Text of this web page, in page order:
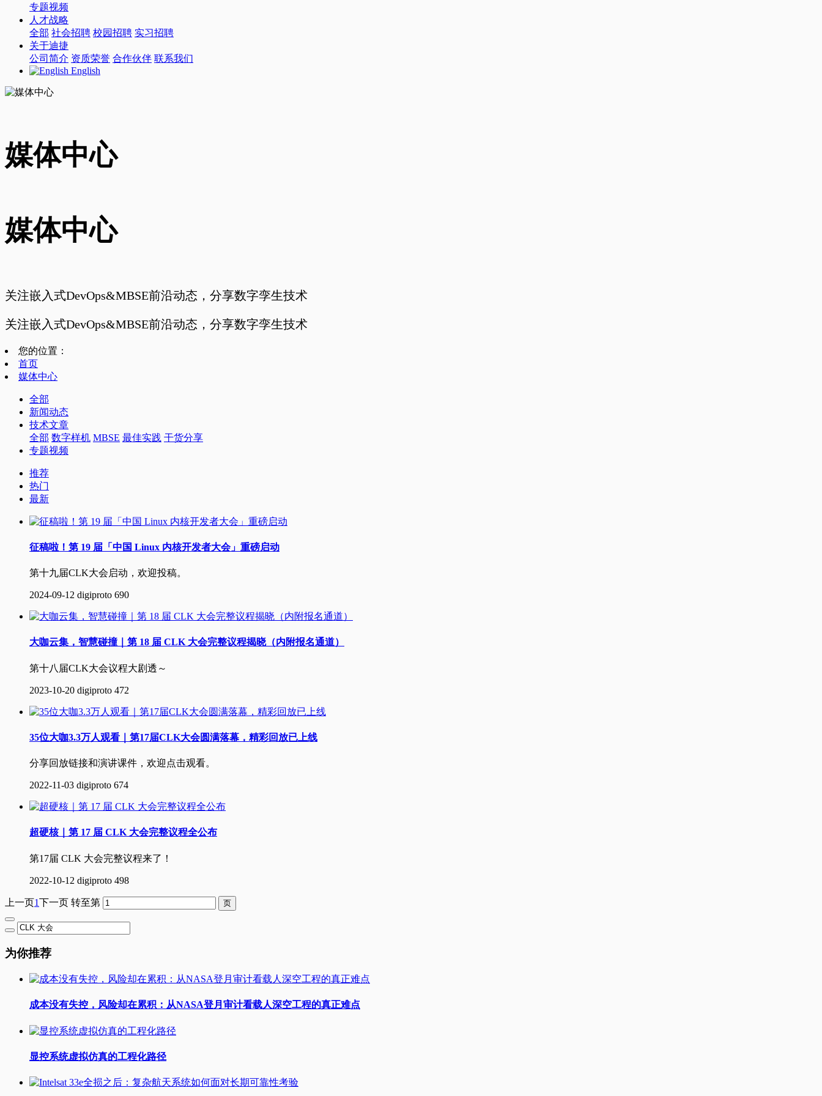
专题视频
人才战略
全部 社会招聘 校园招聘 实习招聘
关于迪捷
公司简介 资质荣誉 合作伙伴 联系我们
English
媒体中心
媒体中心
关注嵌入式DevOps&MBSE前沿动态，分享数字孪生技术
关注嵌入式DevOps&MBSE前沿动态，分享数字孪生技术
您的位置：
首页
媒体中心
全部
新闻动态
技术文章
全部 数字样机 MBSE 最佳实践 干货分享
专题视频
推荐
热门
最新
征稿啦！第 19 届「中国 Linux 内核开发者大会」重磅启动
第十九届CLK大会启动，欢迎投稿。
2024-09-12 digiproto 690
大咖云集，智慧碰撞｜第 18 届 CLK 大会完整议程揭晓（内附报名通道）
第十八届CLK大会议程大剧透～
2023-10-20 digiproto 472
35位大咖3.3万人观看｜第17届CLK大会圆满落幕，精彩回放已上线
分享回放链接和演讲课件，欢迎点击观看。
2022-11-03 digiproto 674
超硬核｜第 17 届 CLK 大会完整议程全公布
第17届 CLK 大会完整议程来了！
2022-10-12 digiproto 498
上一页1下一页 转至第
为你推荐
成本没有失控，风险却在累积：从NASA登月审计看载人深空工程的真正难点
显控系统虚拟仿真的工程化路径